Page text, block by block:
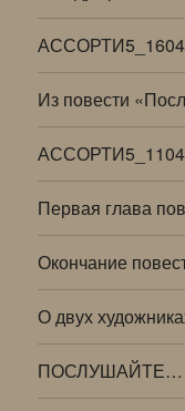
Из повести
Первая глава
Окончание
О двух
ПОСЛУШАЙТЕ…